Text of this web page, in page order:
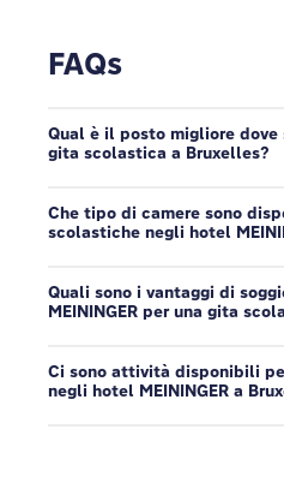
FAQs
Qual è il posto migliore dove
gita scolastica a Bruxelles?
Che tipo di camere sono
scolastiche negli hotel
Quali sono i vantaggi di
MEININGER per una gita
Ci sono attività disponibili
negli hotel MEININGER a